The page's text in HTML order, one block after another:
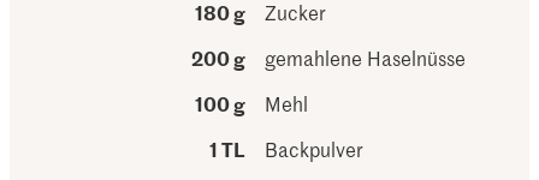
180 g
Zucker
200 g
gemahlene Haselnüsse
100 g
Mehl
1 TL
Backpulver